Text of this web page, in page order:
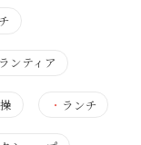
ンティア
・ ランチ